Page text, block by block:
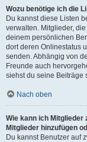
Wozu benötige ich die
Du kannst diese Listen
verwalten. Mitglieder,
deinem persönlichen
dort deren Onlinestatus
senden. Abhängig von
Freunde auch
siehst du seine Beiträge
Nach oben
Wie kann ich Mitglieder
Mitglieder hinzufügen
Du kannst Benutzer auf